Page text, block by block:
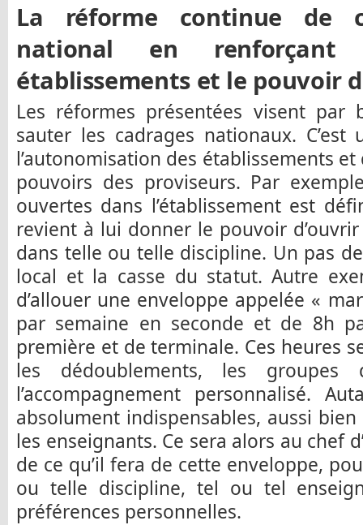
La réforme continue de
national en renforçant
établissements et le pouvoir
Les réformes présentées visent par
sauter les cadrages nationaux.
l’autonomisation des établissements
pouvoirs des proviseurs. Par
ouvertes dans l’établissement est
revient à lui donner le pouvoir
dans telle ou telle discipline. Un pas
local et la casse du statut. Autre
d’allouer une enveloppe appelée «
par semaine en seconde et de 8h
première et de terminale. Ces heures
les dédoublements, les
l’accompagnement personnalisé.
absolument indispensables, aussi
les enseignants. Ce sera alors au chef
de ce qu’il fera de cette enveloppe,
ou telle discipline, tel ou tel
préférences personnelles.